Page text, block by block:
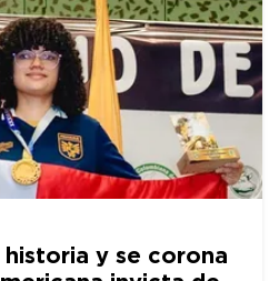
historia y se corona